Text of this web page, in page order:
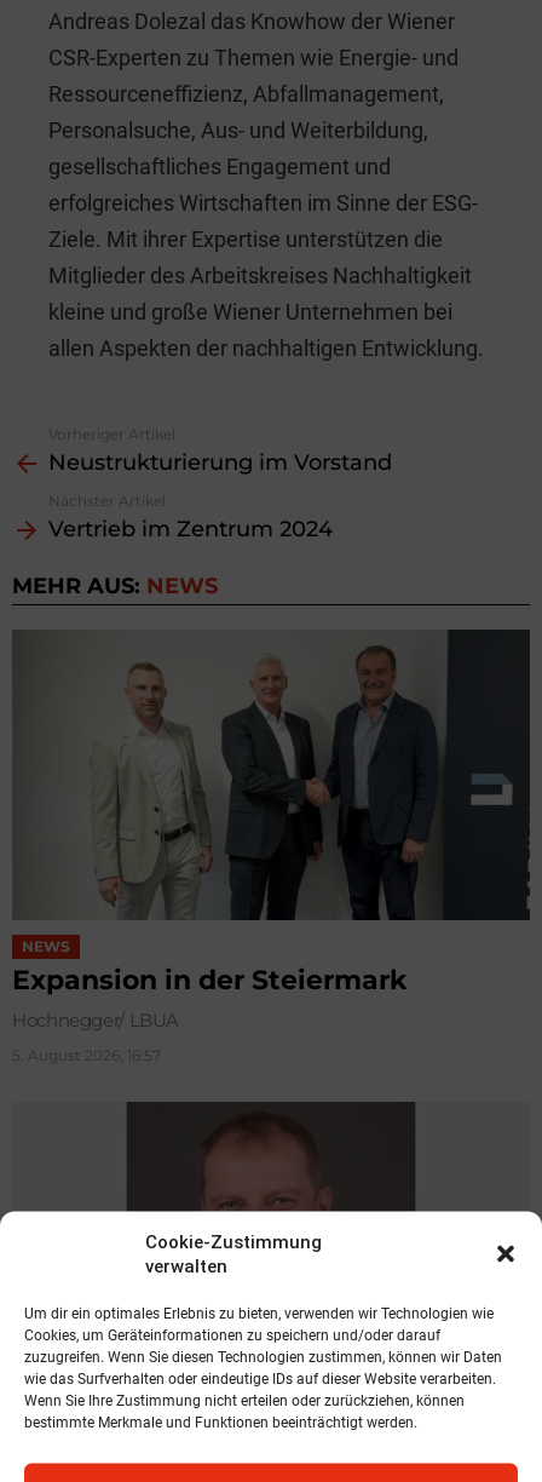
Cookie-Zustimmung
verwalten
Um dir ein optimales Erlebnis zu bieten, verwenden wir Technologien wie
Cookies, um Geräteinformationen zu speichern und/oder darauf
zuzugreifen. Wenn Sie diesen Technologien zustimmen, können wir Daten
wie das Surfverhalten oder eindeutige IDs auf dieser Website verarbeiten.
Wenn Sie Ihre Zustimmung nicht erteilen oder zurückziehen, können
bestimmte Merkmale und Funktionen beeinträchtigt werden.
Andreas Dolezal das Knowhow der Wiener
CSR-Experten zu Themen wie Energie- und
Ressourceneffizienz, Abfallmanagement,
Personalsuche, Aus- und Weiterbildung,
gesellschaftliches Engagement und
erfolgreiches Wirtschaften im Sinne der ESG-
Ziele. Mit ihrer Expertise unterstützen die
Mitglieder des Arbeitskreises Nachhaltigkeit
kleine und große Wiener Unternehmen bei
allen Aspekten der nachhaltigen Entwicklung.
more
Vorheriger Artikel
Neustrukturierung im Vorstand
Nächster Artikel
Vertrieb im Zentrum 2024
MEHR AUS: NEWS
NEWS
Expansion in der Steiermark
Hochnegger/ LBUA
5. August 2026, 16:57
NEWS